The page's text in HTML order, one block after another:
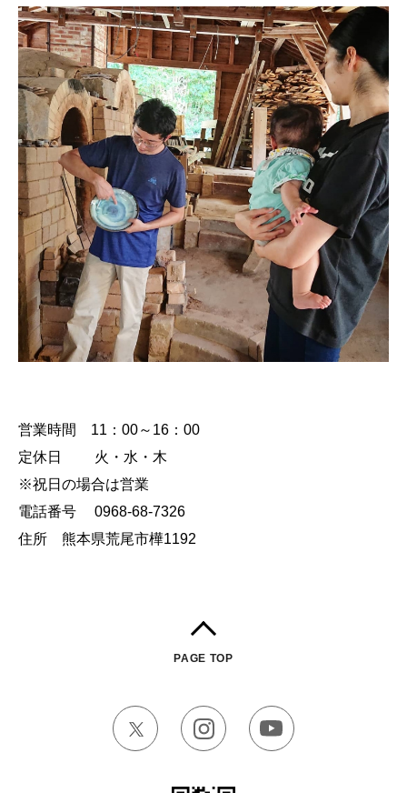
営業時間 11：00～16：00
定休日 火・水・木
※祝日の場合は営業
電話番号 0968-68-7326
住所 熊本県荒尾市樺1192
PAGE TOP